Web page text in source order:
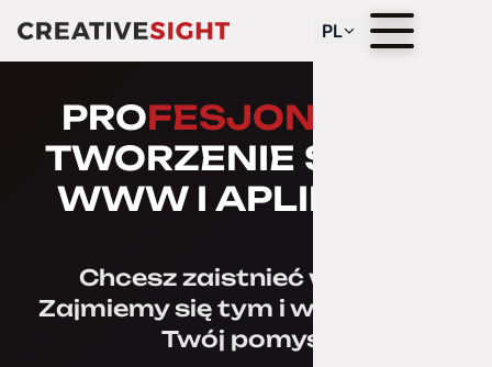
PL
PROFESJONALNE
TWORZENIE STRON
WWW I APLIKACJI
Chcesz zaistnieć w sieci?
Zajmiemy się tym i wykreujemy
Twój pomysł